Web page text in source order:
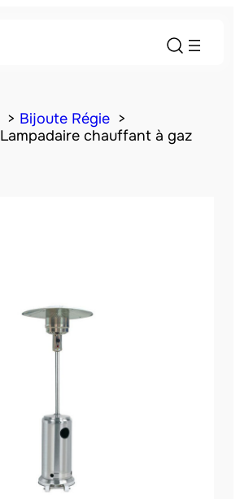
Bijoute Régie
Lampadaire chauffant à gaz